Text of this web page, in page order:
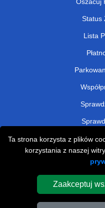
Ta strona korzysta z plików
korzystania z naszej
Zaakceptuj
Status
Lista
Man and